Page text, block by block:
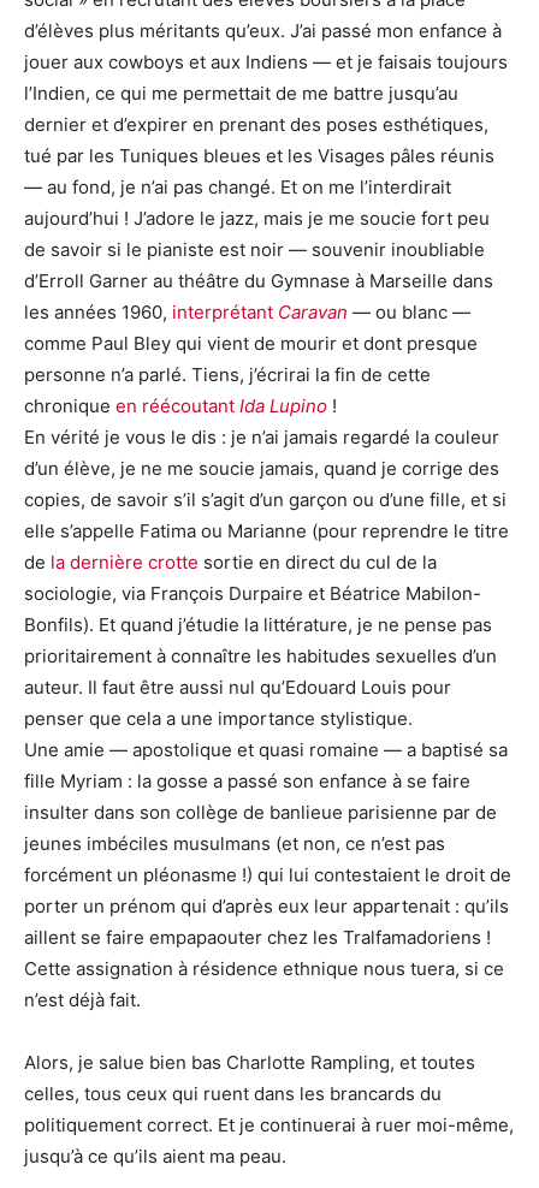
d’élèves plus méritants qu’eux. J’ai passé mon enfance à
jouer aux cowboys et aux Indiens — et je faisais toujours
l’Indien, ce qui me permettait de me battre jusqu’au
dernier et d’expirer en prenant des poses esthétiques,
tué par les Tuniques bleues et les Visages pâles réunis
— au fond, je n’ai pas changé. Et on me l’interdirait
aujourd’hui ! J’adore le jazz, mais je me soucie fort peu
de savoir si le pianiste est noir — souvenir inoubliable
d’Erroll Garner au théâtre du Gymnase à Marseille dans
les années 1960, interprétant Caravan — ou blanc —
comme Paul Bley qui vient de mourir et dont presque
personne n’a parlé. Tiens, j’écrirai la fin de cette
chronique en réécoutant Ida Lupino !
En vérité je vous le dis : je n’ai jamais regardé la couleur
d’un élève, je ne me soucie jamais, quand je corrige des
copies, de savoir s’il s’agit d’un garçon ou d’une fille, et si
elle s’appelle Fatima ou Marianne (pour reprendre le titre
de la dernière crotte sortie en direct du cul de la
sociologie, via François Durpaire et Béatrice Mabilon-
Bonfils). Et quand j’étudie la littérature, je ne pense pas
prioritairement à connaître les habitudes sexuelles d’un
auteur. Il faut être aussi nul qu’Edouard Louis pour
penser que cela a une importance stylistique.
Une amie — apostolique et quasi romaine — a baptisé sa
fille Myriam : la gosse a passé son enfance à se faire
insulter dans son collège de banlieue parisienne par de
jeunes imbéciles musulmans (et non, ce n’est pas
forcément un pléonasme !) qui lui contestaient le droit de
porter un prénom qui d’après eux leur appartenait : qu’ils
aillent se faire empapaouter chez les Tralfamadoriens !
Cette assignation à résidence ethnique nous tuera, si ce
n’est déjà fait.
Alors, je salue bien bas Charlotte Rampling, et toutes
celles, tous ceux qui ruent dans les brancards du
politiquement correct. Et je continuerai à ruer moi-même,
jusqu’à ce qu’ils aient ma peau.